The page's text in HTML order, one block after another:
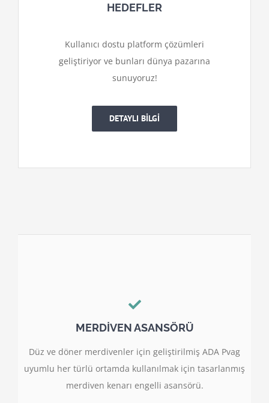
HEDEFLER
Kullanıcı dostu platform çözümleri
geliştiriyor ve bunları dünya pazarına
sunuyoruz!
DETAYLI BİLGİ
MERDİVEN ASANSÖRÜ
Düz ve döner merdivenler için geliştirilmiş ADA Pvag
uyumlu her türlü ortamda kullanılmak için tasarlanmış
merdiven kenarı engelli asansörü.